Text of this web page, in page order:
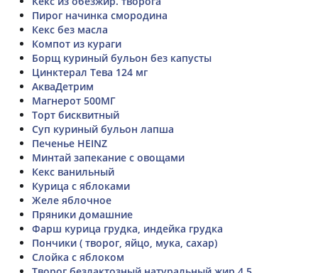
Пирог начинка смородина
Кекс без масла
Компот из кураги
Борщ куриный бульон без капусты
Цинктерал Тева 124 мг
АкваДетрим
Магнерот 500МГ
Торт бисквитный
Суп куриный бульон лапша
Печенье HEINZ
Минтай запекание с овощами
Кекс ванильный
Курица с яблоками
Желе яблочное
Пряники домашние
Фарш курица грудка, индейка грудка
Пончики ( творог, яйцо, мука, сахар)
Слойка с яблоком